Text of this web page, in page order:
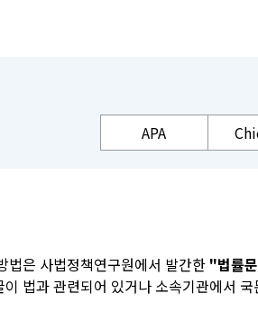
APA
법은 사법정책연구원에서 발간한 "법률
이 법과 관련되어 있거나 소속기관에서